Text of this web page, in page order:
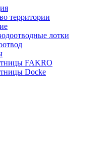
территории
лотки
FAKRO
Docke